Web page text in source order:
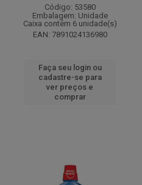
Código: 53580
Embalagem: Unidade
Caixa contém 6 unidade(s)
EAN: 7891024136980
Faça seu login ou
cadastre-se para
ver preços e
comprar